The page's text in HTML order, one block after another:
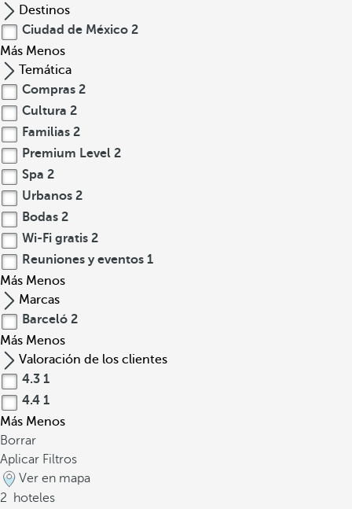
Destinos
Ciudad de México 2
Más Menos
Temática
Compras 2
Cultura 2
Familias 2
Premium Level 2
Spa 2
Urbanos 2
Bodas 2
Wi-Fi gratis 2
Reuniones y eventos 1
Más Menos
Marcas
Barceló 2
Más Menos
Valoración de los clientes
4.3 1
4.4 1
Más Menos
Borrar
Aplicar Filtros
Ver en mapa
2
hoteles